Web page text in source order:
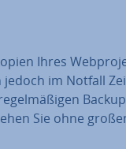
Ihres
jedoch im Notfall
Sie ohne